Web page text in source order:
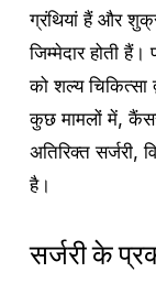
ग्रंथियां हैं और
जिम्मेदार होती
को शल्य चिकित्सा
कुछ मामलों में,
अतिरिक्त सर्जरी,
है।
सर्जरी के